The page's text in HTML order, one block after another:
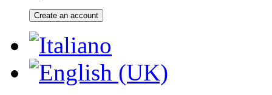
Create an account